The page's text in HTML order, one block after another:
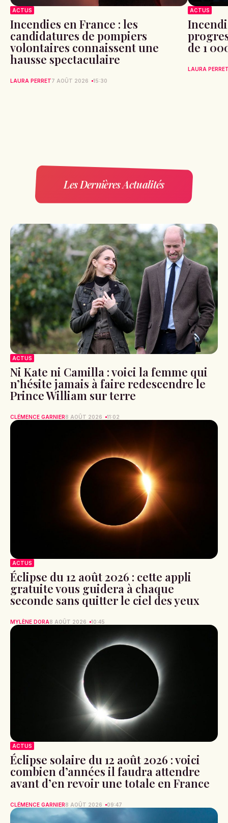
ACTUS
Incendies en France : les
candidatures de pompiers
volontaires connaissent une
hausse spectaculaire
LAURA PERRET7 AOÛT 2026 15:30
ACTUS
de 1
LAURA
Les Dernières Actualités
ACTUS
Ni Kate ni Camilla : voici la femme qui
n’hésite jamais à faire redescendre le
Prince William sur terre
CLÉMENCE GARNIER8 AOÛT 2026 11:02
ACTUS
Éclipse du 12 août 2026 : cette appli
gratuite vous guidera à chaque
seconde sans quitter le ciel des yeux
MYLÈNE DORA8 AOÛT 2026 10:45
ACTUS
Éclipse solaire du 12 août 2026 : voici
combien d’années il faudra attendre
avant d’en revoir une totale en France
CLÉMENCE GARNIER8 AOÛT 2026 09:47